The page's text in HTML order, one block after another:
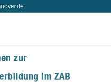
zur
im ZAB